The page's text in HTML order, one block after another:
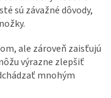
sú závažné dôvody,
ale zároveň zaisťujú
výrazne zlepšiť
mnohým